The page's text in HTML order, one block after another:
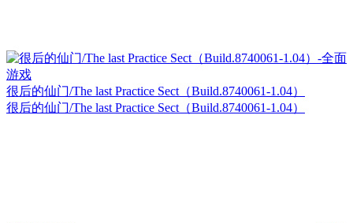
很后的仙门/The last Practice Sect（Build.8740061-1.04）
很后的仙门/The last Practice Sect（Build.8740061-1.04）